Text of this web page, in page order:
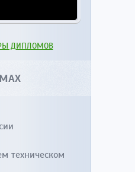
ДИПЛОМОВ
техническом